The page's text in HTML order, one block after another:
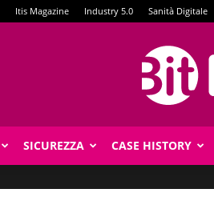
Itis Magazine Industry 5.0 Sanità Digitale
SICUREZZA CASE HISTORY